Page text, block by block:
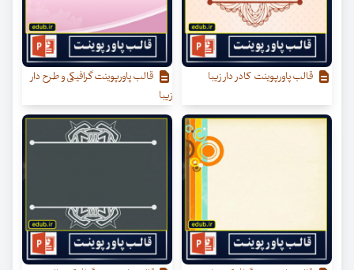
قالب پاورپوینت کادر دار زیبا
قالب پاورپوینت گرافیکی و طرح دار
زیبا